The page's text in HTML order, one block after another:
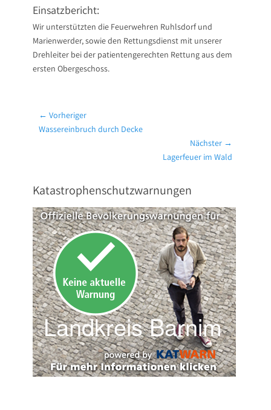
Einsatzbericht:
Wir unterstützten die Feuerwehren Ruhlsdorf und
Marienwerder, sowie den Rettungsdienst mit unserer
Drehleiter bei der patientengerechten Rettung aus dem
ersten Obergeschoss.
Beitragsnavigation
← Vorheriger
Vorheriger
Wassereinbruch durch Decke
Nächster →
Lagerfeuer im Wald
Katastrophenschutzwarnungen